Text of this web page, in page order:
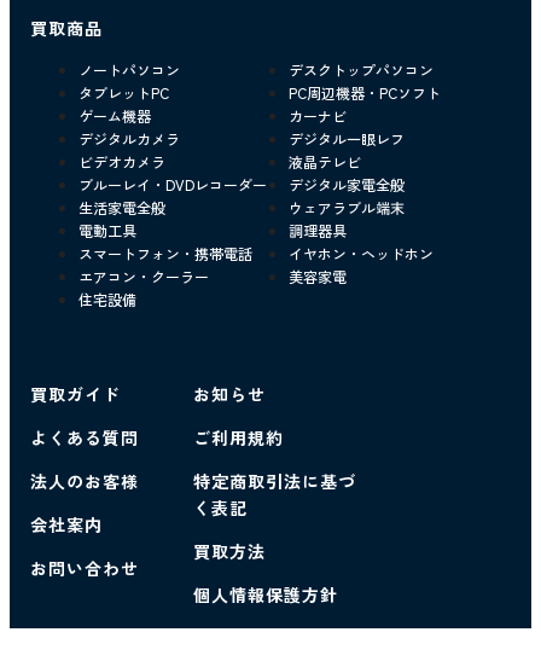
買取商品
ノートパソコン
デスクトップパソコン
タブレットPC
PC周辺機器・PCソフト
ゲーム機器
カーナビ
デジタルカメラ
デジタル一眼レフ
ビデオカメラ
液晶テレビ
ブルーレイ・DVDレコーダー
デジタル家電全般
生活家電全般
ウェアラブル端末
電動工具
調理器具
スマートフォン・携帯電話
イヤホン・ヘッドホン
エアコン・クーラー
美容家電
住宅設備
買取ガイド
よくある質問
法人のお客様
会社案内
お問い合わせ
お知らせ
ご利用規約
特定商取引法に基づ
く表記
買取方法
個人情報保護方針